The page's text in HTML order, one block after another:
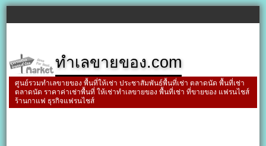
ทำเลขายของ.com
ศูนย์รวมทำเลขายของ พื้นที่ให้เช่า ประชาสัมพันธ์พื้นที่เช่า ตลาดนัด พื้นที่เช่า
ตลาดนัด ราคาค่าเช่าพื้นที่ ให้เช่าทำเลขายของ พื้นที่เช่า ที่ขายของ แฟรนไชส์
ร้านกาแฟ ธุรกิจแฟรนไชส์